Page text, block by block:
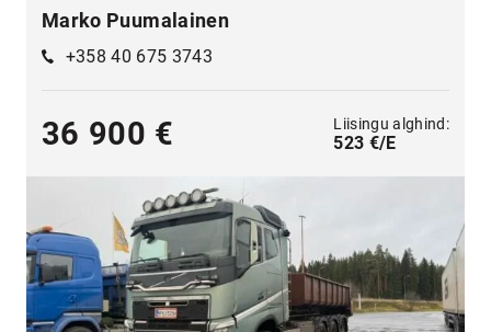
Marko Puumalainen
+358 40 675 3743
36 900 € Liisingu alghind:
523 €/E